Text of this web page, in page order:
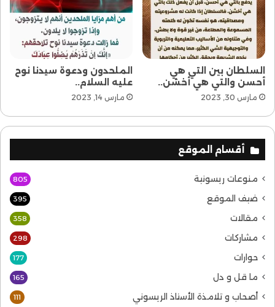
السلطان بين التي هي
أحسن والتي هي أخشن..
مارس 30, 2023
الملحدون ودعوة سيدنا نوح
عليه السلام..
مارس 14, 2023
أقسام الموقع
منوعات ريسونية 805
ضيف الموقع 395
مقالات 358
مشاركات 298
حوارات 177
ما قل و دل 165
أصحاب و تلامذة الأستاذ الريسوني 111